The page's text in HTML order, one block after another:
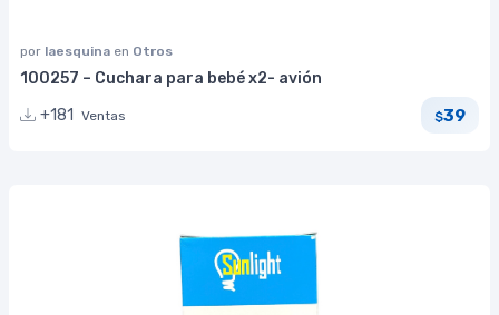
por laesquina en Otros
100257 – Cuchara para bebé x2- avión
+181
Ventas $39